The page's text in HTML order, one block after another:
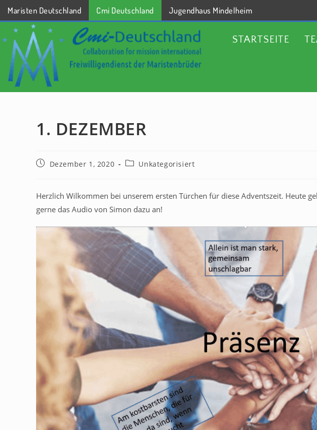
Maristen Deutschland Cmi Deutschland Jugendhaus Mindelheim
STARTSEITE
STARTSEITE TEAM OUTGOING
1. DEZEMBER
Dezember 1, 2020 Unkategorisiert
Herzlich Wilkommen bei unserem ersten Türchen für diese Adventszeit. Heute
gerne das Audio von Simon dazu an!